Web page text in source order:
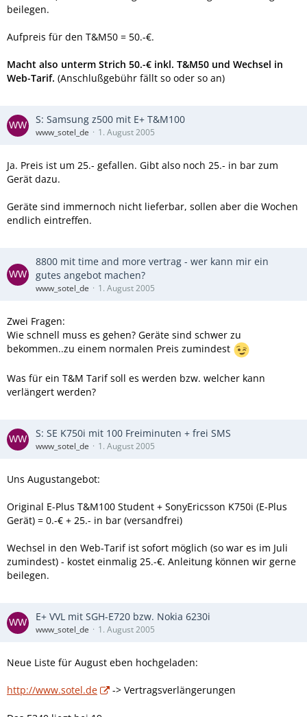
beilegen.
Aufpreis für den T&M50 = 50.-€.
Macht also unterm Strich 50.-€ inkl. T&M50 und Wechsel in
Web-Tarif. (Anschlußgebühr fällt so oder so an)
S: Samsung z500 mit E+ T&M100
www_sotel_de 1. August 2005
Ja. Preis ist um 25.- gefallen. Gibt also noch 25.- in bar zum
Gerät dazu.
Geräte sind immernoch nicht lieferbar, sollen aber die Wochen
endlich eintreffen.
8800 mit time and more vertrag - wer kann mir ein
gutes angebot machen?
www_sotel_de 1. August 2005
Zwei Fragen:
Wie schnell muss es gehen? Geräte sind schwer zu
bekommen..zu einem normalen Preis zumindest
Was für ein T&M Tarif soll es werden bzw. welcher kann
verlängert werden?
S: SE K750i mit 100 Freiminuten + frei SMS
www_sotel_de 1. August 2005
Uns Augustangebot:
Original E-Plus T&M100 Student + SonyEricsson K750i (E-Plus
Gerät) = 0.-€ + 25.- in bar (versandfrei)
Wechsel in den Web-Tarif ist sofort möglich (so war es im Juli
zumindest) - kostet einmalig 25.-€. Anleitung können wir gerne
beilegen.
E+ VVL mit SGH-E720 bzw. Nokia 6230i
www_sotel_de 1. August 2005
Neue Liste für August eben hochgeladen:
http://www.sotel.de -> Vertragsverlängerungen